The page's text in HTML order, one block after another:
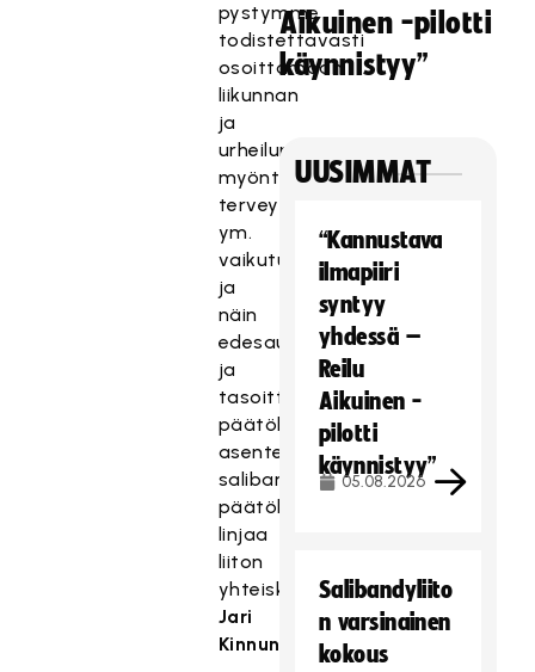
pystymme
todistettavasti
osoittamaan
liikunnan
ja
urheilun
myönteisiä
terveys-
ym.
vaikutuksia
ja
näin
edesauttaa
ja
tasoittaa
päätöksentekijöiden
asenteita
salibandymyönteisille
päätöksille,
linjaa
liiton
yhteiskuntasuhdejohtaja
Jari
Kinnunen
Aikuinen -pilotti
käynnistyy”
UUSIMMAT
“Kannustava
ilmapiiri
syntyy
yhdessä –
Reilu
Aikuinen -
pilotti
käynnistyy”
05.08.2026
Salibandyliito
n varsinainen
kokous